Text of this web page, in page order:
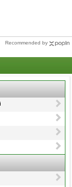
Recommended by